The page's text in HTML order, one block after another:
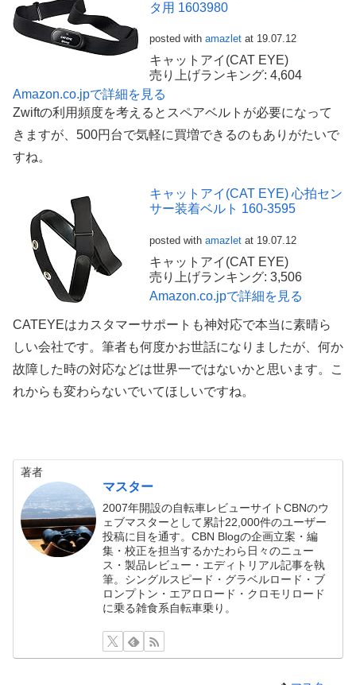
タ用 1603980
posted with amazlet at 19.07.12
キャットアイ(CAT EYE)
売り上げランキング: 4,604
Amazon.co.jpで詳細を見る
Zwiftの利用頻度を考えるとスペアベルトが必要になって
きますが、500円台で気軽に買増できるのもありがたいで
すね。
キャットアイ(CAT EYE) 心拍セン
サー装着ベルト 160-3595
posted with amazlet at 19.07.12
キャットアイ(CAT EYE)
売り上げランキング: 3,506
Amazon.co.jpで詳細を見る
CATEYEはカスタマーサポートも神対応で本当に素晴ら
しい会社です。筆者も何度かお世話になりましたが、何か
故障した時の対応などは世界一ではないかと思います。こ
れからも変わらないでいてほしいですね。
著者
マスター
2007年開設の自転車レビューサイトCBNのウ
ェブマスターとして累計22,000件のユーザー
投稿に目を通す。CBN Blogの企画立案・編
集・校正を担当するかたわら日々のニュー
ス・製品レビュー・エディトリアル記事を執
筆。シングルスピード・グラベルロード・ブ
ロンプトン・エアロロード・クロモリロード
に乗る雑食系自転車乗り。